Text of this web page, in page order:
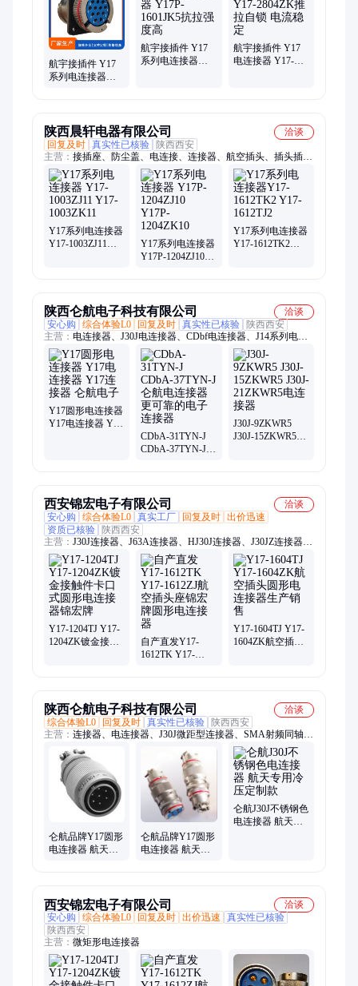
航宇接插件 Y17
系列电连接器
航宇接插件 Y17
系列电连接器
航宇接插件 Y17
电连接器 Y17-
陕西晨轩电器有限公司
洽谈
回复及时 真实性已核验 陕西西安
主营： 接插座、防尘盖、电连接、连接器、航空插头、插头插
座、压接插头、航空插座、压接式插头、矩形链接器、压接式插
座、j63a-2j2-037-ps1、j63a-2j2-031-ps1、j63a-2j2-069-ps1、j63a-
2j2-009-ps1、j63a-2j2-021-ps1、j63a-2j2-015-ps1、j63a-2j2-025-
ps1、j63a-2j2-065-ps1、j63a-2j2-051-ps1、水平表贴插座、j63a-
232-025-161-th、j63a-232-037-161-th、j63a-232-031-161-th、j63a-
232-069-161-th
Y17系列电连接器
Y17-1003ZJ11
Y17系列电连接器
Y17P-1204ZJ10
Y17系列电连接器
Y17-1612TK2
陕西仑航电子科技有限公司
洽谈
安心购
综合体验L0 回复及时 真实性已核验 陕西西安
主营： 电连接器、J30J电连接器、CDbf电连接器、J14系列电连
接器、射频同轴电连接器、圆形连接器、MDC1电连接器
Y17圆形电连接器
Y17电连接器 Y17
CDbA-31TYN-J
CDbA-37TYN-J仑
J30J-9ZKWR5
J30J-15ZKWR5
西安锦宏电子有限公司
洽谈
安心购
综合体验L0 真实工厂 回复及时 出价迅速
资质已核验 陕西西安
主营： J30J连接器、J63A连接器、HJ30J连接器、J30JZ连接器、
J30JA连接器、J29A连接器、J30连接器、J30V2连接器、J70A连
接器、J103连接器、J56连接器、JL矩形连接器、SL4矩形连接
器、YGD圆形连接器、XCG XCD XCE XCH圆形连接器、YMA
YMB YMC YMG圆形连接器、Y50DX圆形连接器、Y50EX圆形
连接器、Y50X圆形连接器、J599/JY27圆形连接器、Y2/Y2M圆
形连接器、Y11 Y17 Y27圆形连接器、Y3 Y3A圆形连接器、YW
高速网络圆形连接器
Y17-1204TJ Y17-
1204ZK镀金接触
自产直发Y17-
1612TK Y17-
Y17-1604TJ Y17-
1604ZK航空插头
陕西仑航电子科技有限公司
洽谈
综合体验L0
回复及时 真实性已核验 陕西西安
主营： 连接器、电连接器、J30J微距型连接器、SMA射频同轴连
接器、SMB射频同轴连接器、BMA射频同轴连接器、SMP射频
同轴连接器、TNC射频同轴连接器、N型射频同轴连接器、L29
射频同轴连接器
仑航品牌Y17圆形
电连接器 航天应
仑航品牌Y17圆形
电连接器 航天应
仑航J30J不锈钢色
电连接器 航天专
西安锦宏电子有限公司
洽谈
安心购
综合体验L0 回复及时 出价迅速
真实性已核验
陕西西安
主营： 微矩形电连接器